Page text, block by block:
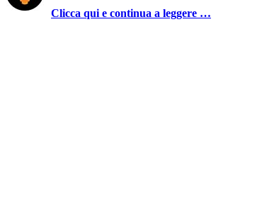
Clicca qui e continua a leggere …